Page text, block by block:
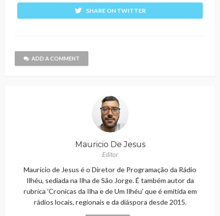
SHARE ON TWITTER
ADD A COMMENT
Mauricio De Jesus
Editor
Maurício de Jesus é o Diretor de Programação da Rádio
Ilhéu, sediada na Ilha de São Jorge. É também autor da
rubrica 'Cronicas da Ilha e de Um Ilhéu' que é emitida em
rádios locais, regionais e da diáspora desde 2015.